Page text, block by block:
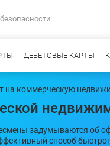
ДЕБЕТОВЫЕ КАРТЫ
на коммерческую
задумываются об
способ